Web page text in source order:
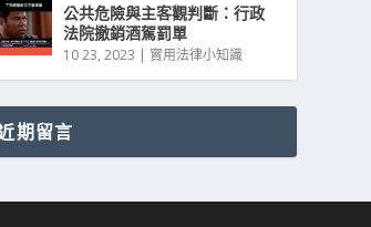
公共危險與主客觀判斷：行政
法院撤銷酒駕罰單
10 23, 2023 | 實用法律小知識
期留言